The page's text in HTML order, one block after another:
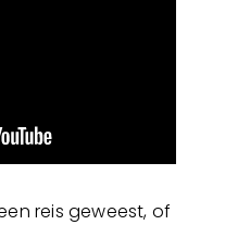
reis geweest, of